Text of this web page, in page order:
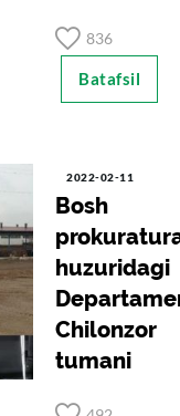
836
Batafsil
2022-02-11
Bosh
huzuridagi
Chilonzor
tumani